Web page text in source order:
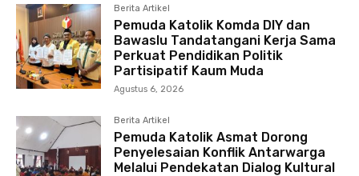
Berita Artikel
Pemuda Katolik Komda DIY dan
Bawaslu Tandatangani Kerja Sama
Perkuat Pendidikan Politik
Partisipatif Kaum Muda
Agustus 6, 2026
Berita Artikel
Pemuda Katolik Asmat Dorong
Penyelesaian Konflik Antarwarga
Melalui Pendekatan Dialog Kultural